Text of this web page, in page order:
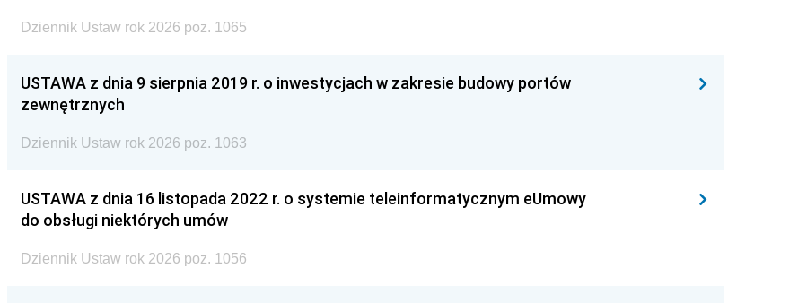
Dziennik Ustaw rok 2026 poz. 1065
USTAWA z dnia 9 sierpnia 2019 r. o inwestycjach w zakresie budowy portów
zewnętrznych
Dziennik Ustaw rok 2026 poz. 1063
USTAWA z dnia 16 listopada 2022 r. o systemie teleinformatycznym eUmowy
do obsługi niektórych umów
Dziennik Ustaw rok 2026 poz. 1056